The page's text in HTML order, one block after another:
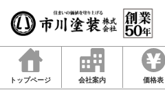
トップページ 会社案内 価格表